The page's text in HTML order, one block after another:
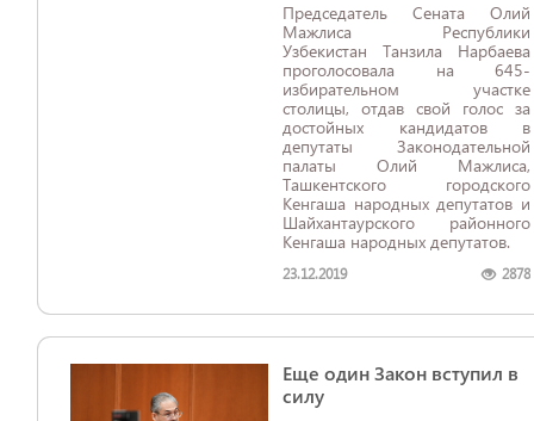
Председатель Сената Олий
Мажлиса Республики
Узбекистан Танзила Нарбаева
проголосовала на 645-
избирательном участке
столицы, отдав свой голос за
достойных кандидатов в
депутаты Законодательной
палаты Олий Мажлиса,
Ташкентского городского
Кенгаша народных депутатов и
Шайхантаурского районного
Кенгаша народных депутатов.
23.12.2019 2878
Еще один Закон вступил в
силу